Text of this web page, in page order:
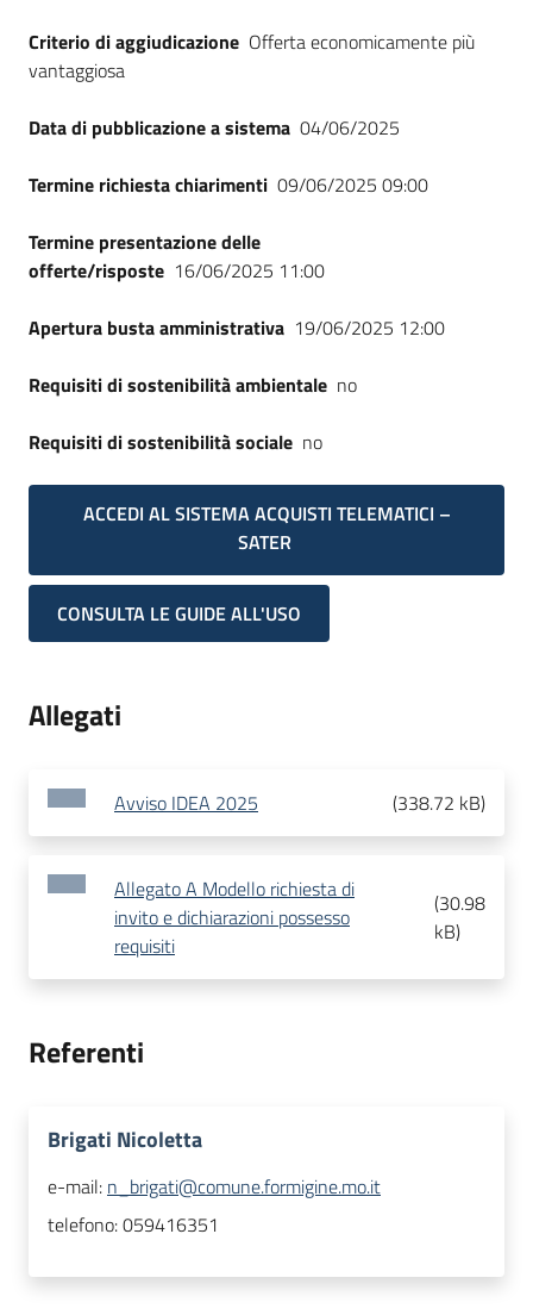
Seguici
su
Criterio di aggiudicazione Offerta economicamente più
vantaggiosa
Data di pubblicazione a sistema 04/06/2025
Termine richiesta chiarimenti 09/06/2025 09:00
Termine presentazione delle
offerte/risposte 16/06/2025 11:00
Apertura busta amministrativa 19/06/2025 12:00
Requisiti di sostenibilità ambientale no
Requisiti di sostenibilità sociale no
ACCEDI AL SISTEMA ACQUISTI TELEMATICI –
SATER
CONSULTA LE GUIDE ALL'USO
Allegati
Avviso IDEA 2025 (338.72 kB)
Allegato A Modello richiesta di
invito e dichiarazioni possesso
requisiti
(30.98
kB)
Referenti
Brigati Nicoletta
e-mail: n_brigati@comune.formigine.mo.it
telefono:059416351